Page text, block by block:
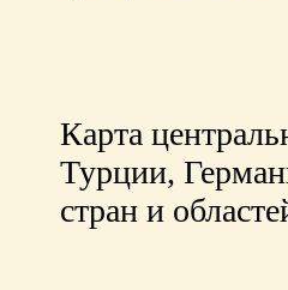
Карта
Турции,
стран и